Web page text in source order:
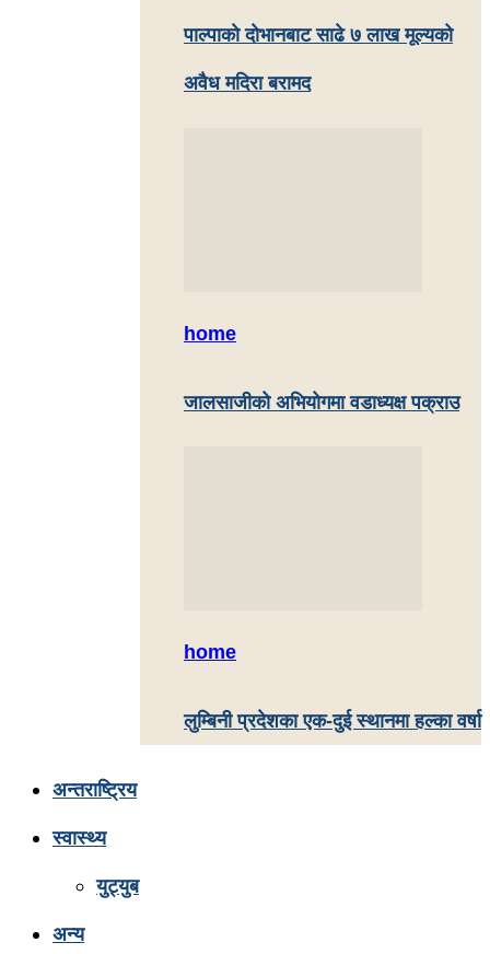
पाल्पाकाे दाेभानबाट साढे ७ लाख मूल्यको
अवैध मदिरा बरामद
home
जालसाजीको अभियोगमा वडाध्यक्ष पक्राउ
home
लुम्बिनी प्रदेशका एक-दुई स्थानमा हल्का वर्षा
अन्तराष्ट्रिय
स्वास्थ्य
युट्युब
अन्य